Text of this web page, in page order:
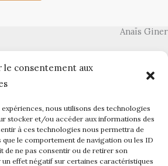
le consentement aux
nous utilisons des technologies
stocker et/ou accéder aux informations des
à ces technologies nous permettra de
que le comportement de navigation ou les ID
de ne pas consentir ou de retirer son
effet négatif sur certaines caractéristiques
Anaïs Giner
des micocouliers - 84370 Bédarrides
de confidentialité